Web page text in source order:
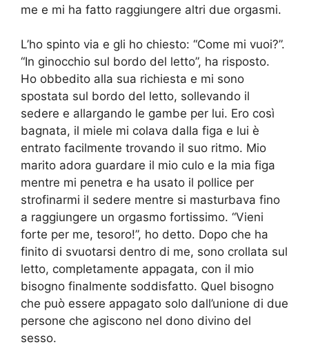
me e mi ha fatto raggiungere altri due orgasmi.
L’ho spinto via e gli ho chiesto: “Come mi vuoi?”.
“In ginocchio sul bordo del letto”, ha risposto.
Ho obbedito alla sua richiesta e mi sono
spostata sul bordo del letto, sollevando il
sedere e allargando le gambe per lui. Ero così
bagnata, il miele mi colava dalla figa e lui è
entrato facilmente trovando il suo ritmo. Mio
marito adora guardare il mio culo e la mia figa
mentre mi penetra e ha usato il pollice per
strofinarmi il sedere mentre si masturbava fino
a raggiungere un orgasmo fortissimo. “Vieni
forte per me, tesoro!”, ho detto. Dopo che ha
finito di svuotarsi dentro di me, sono crollata sul
letto, completamente appagata, con il mio
bisogno finalmente soddisfatto. Quel bisogno
che può essere appagato solo dall’unione di due
persone che agiscono nel dono divino del
sesso.